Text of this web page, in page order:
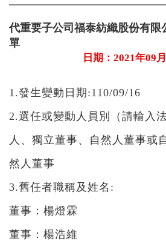
聯絡我們
繁中|
代重要子公司福泰紡織股份有限
單
日期：2021年09
1.發生變動日期:110/09/16
2.選任或變動人員別（請輸入
人、獨立董事、自然人董事或
然人董事
3.舊任者職稱及姓名:
董事：楊燈霖
董事：楊浩維